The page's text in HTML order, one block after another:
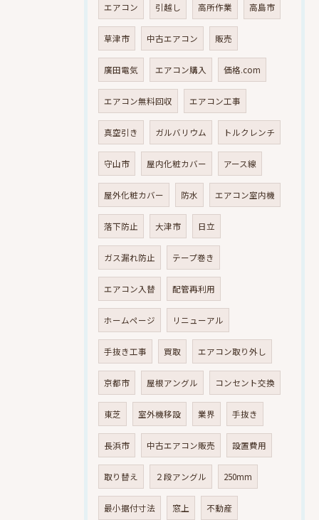
エアコン 引越し 高所作業 高島市
草津市 中古エアコン 販売
廣田電気 エアコン購入 価格.com
エアコン無料回収 エアコン工事
真空引き ガルバリウム トルクレンチ
守山市 屋内化粧カバー アース線
屋外化粧カバー 防水 エアコン室内機
落下防止 大津市 日立
ガス漏れ防止 テープ巻き
エアコン入替 配管再利用
ホームページ リニューアル
手抜き工事 買取 エアコン取り外し
京都市 屋根アングル コンセント交換
東芝 室外機移設 業界 手抜き
長浜市 中古エアコン販売 設置費用
取り替え ２段アングル 250mm
最小据付寸法 窓上 不動産